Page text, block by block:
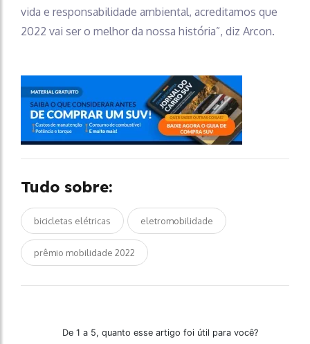
vida e responsabilidade ambiental, acreditamos que
2022 vai ser o melhor da nossa história”, diz Arcon.
Tudo sobre:
bicicletas elétricas eletromobilidade
prêmio mobilidade 2022
De 1 a 5, quanto esse artigo foi útil para você?